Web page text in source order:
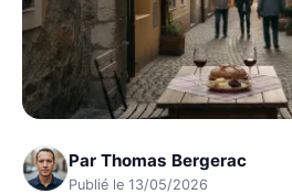
Par Thomas Bergerac
Publié le 13/05/2026